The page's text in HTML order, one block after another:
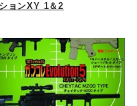
ョンXY 1＆2